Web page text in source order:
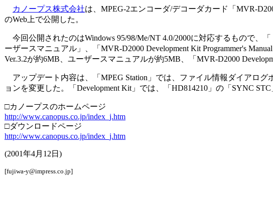
カノープス株式会社は、MPEG-2エンコーダ/デコーダカード「MVR-
のWeb上で公開した。
今回公開されたのはWindows 95/98/Me/NT 4.0/2000に対応するもので、
ーザースマニュアル」、「MVR-D2000 Development Kit Programmer's
Ver.3.2が約6MB、ユーザースマニュアルが約5MB、「MVR-D2000
アップデート内容は、「MPEG Station」では、ファイル情報ダイアロ
ョンを変更した。「Development Kit」では、「HD814210」の「SYNC
□カノープスのホームページ
http://www.canopus.co.jp/index_j.htm
□ダウンロードページ
http://www.canopus.co.jp/index_j.htm
(2001年4月12日)
[fujiwa-y@impress.co.jp]